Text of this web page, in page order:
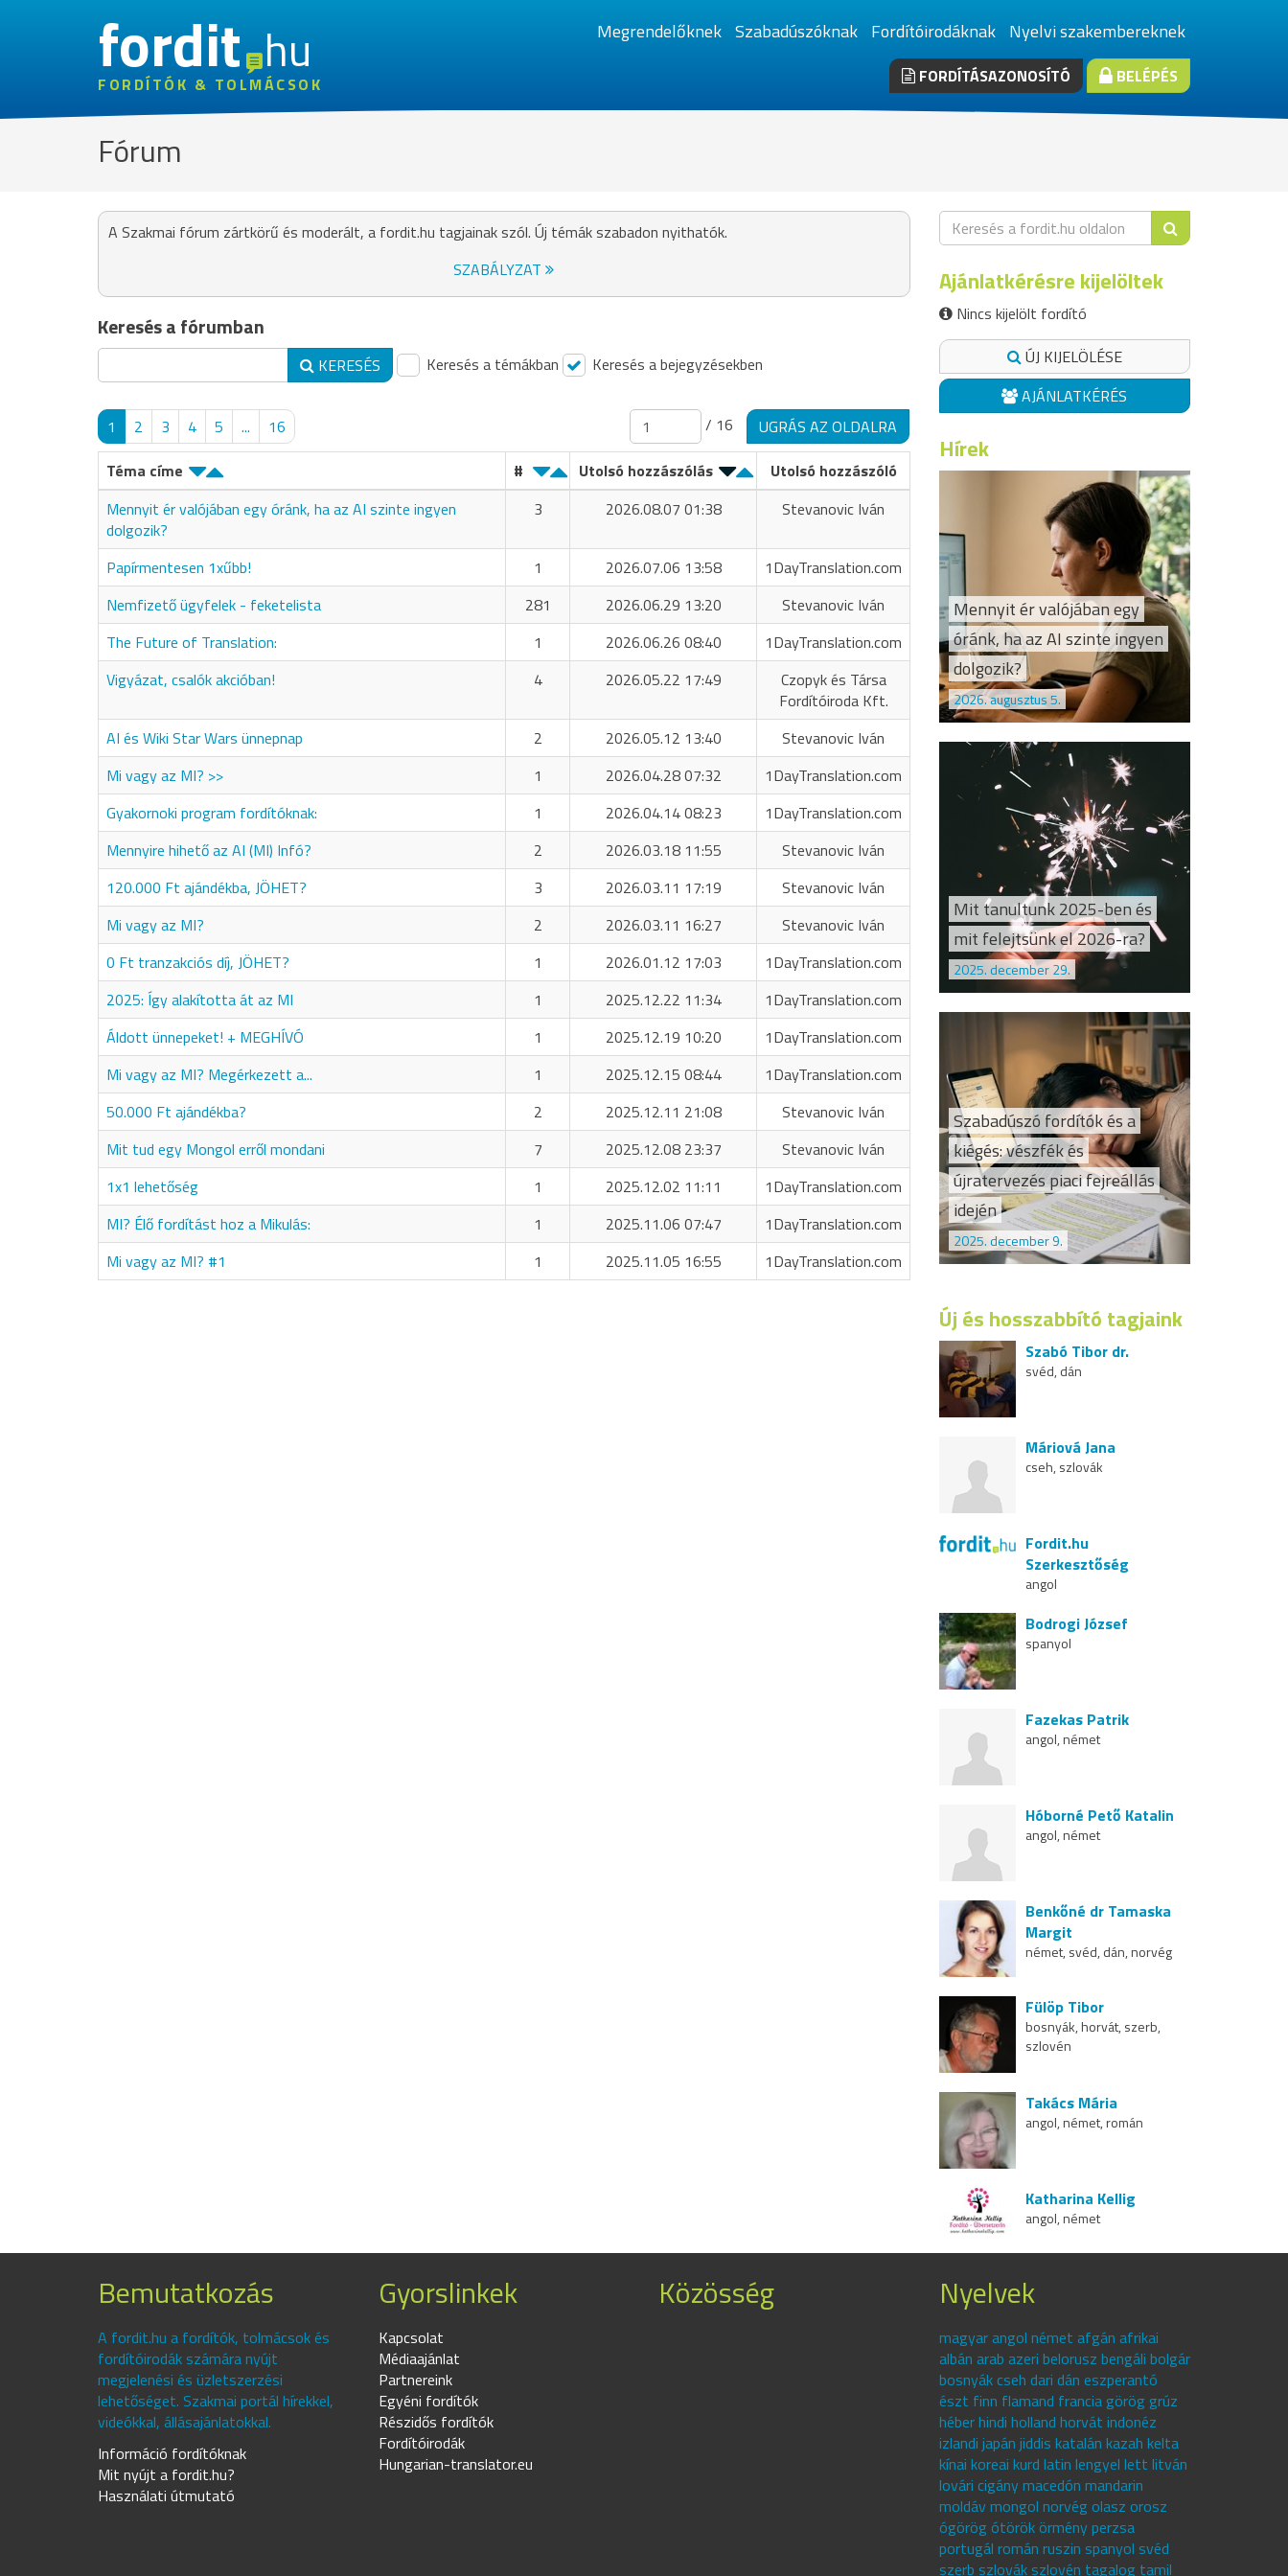
fordithu
FORDÍTÓK & TOLMÁCSOK
Megrendelőknek Szabadúszóknak Fordítóirodáknak Nyelvi szakembereknek
FORDÍTÁSAZONOSÍTÓ BELÉPÉS
Fórum
A Szakmai fórum zártkörű és moderált, a fordit.hu tagjainak szól. Új témák szabadon nyithatók.
SZABÁLYZAT
Keresés a fórumban
KERESÉS Keresés a témákban Keresés a bejegyzésekben
1 2 3 4 5 ... 16 / 16
UGRÁS AZ OLDALRA
Téma címe
# Utolsó hozzászólás
Utolsó hozzászóló
Mennyit ér valójában egy óránk, ha az AI szinte ingyen
dolgozik?
3 2026.08.07 01:38 Stevanovic Iván
Papírmentesen 1xűbb! 1 2026.07.06 13:58
1DayTranslation.com
Nemfizető ügyfelek - feketelista
281 2026.06.29 13:20
Stevanovic Iván
The Future of Translation:
1 2026.06.26 08:40
1DayTranslation.com
Vigyázat, csalók akcióban!
4 2026.05.22 17:49
Czopyk és Társa
Fordítóiroda Kft.
AI és Wiki Star Wars ünnepnap
2 2026.05.12 13:40
Stevanovic Iván
Mi vagy az MI? >>
1 2026.04.28 07:32
1DayTranslation.com
Gyakornoki program fordítóknak:
1 2026.04.14 08:23
1DayTranslation.com
Mennyire hihető az AI (MI) Infó?
2 2026.03.18 11:55
Stevanovic Iván
120.000 Ft ajándékba, JÖHET?
3 2026.03.11 17:19
Stevanovic Iván
Mi vagy az MI?
2 2026.03.11 16:27
Stevanovic Iván
0 Ft tranzakciós díj, JÖHET?
1 2026.01.12 17:03
1DayTranslation.com
2025: Így alakította át az MI
1 2025.12.22 11:34
1DayTranslation.com
Áldott ünnepeket! + MEGHÍVÓ
1 2025.12.19 10:20
1DayTranslation.com
Mi vagy az MI? Megérkezett a...
1 2025.12.15 08:44
1DayTranslation.com
50.000 Ft ajándékba?
2 2025.12.11 21:08
Stevanovic Iván
Mit tud egy Mongol erről mondani
7 2025.12.08 23:37
Stevanovic Iván
1x1 lehetőség
1 2025.12.02 11:11
1DayTranslation.com
MI? Élő fordítást hoz a Mikulás:
1 2025.11.06 07:47
1DayTranslation.com
Mi vagy az MI? #1
1 2025.11.05 16:55 1DayTranslation.com
Ajánlatkérésre kijelöltek
Nincs kijelölt fordító
ÚJ KIJELÖLÉSE
AJÁNLATKÉRÉS
Hírek
Mennyit ér valójában egy
óránk, ha az AI szinte ingyen
dolgozik?
2026. augusztus 5.
Mit tanultunk 2025-ben és
mit felejtsünk el 2026-ra?
2025. december 29.
Szabadúszó fordítók és a
kiégés: vészfék és
újratervezés piaci fejreállás
idején
2025. december 9.
Új és hosszabbító tagjaink
Szabó Tibor dr.
svéd, dán
Máriová Jana
cseh, szlovák
Fordit.hu
Szerkesztőség
angol
Bodrogi József
spanyol
Fazekas Patrik
angol, német
Hóborné Pető Katalin
angol, német
Benkőné dr Tamaska
Margit
német, svéd, dán, norvég
Fülöp Tibor
bosnyák, horvát, szerb,
szlovén
Takács Mária
angol, német, román
Katharina Kellig
angol, német
Bemutatkozás
A fordit.hu a fordítók, tolmácsok és
fordítóirodák számára nyújt
megjelenési és üzletszerzési
lehetőséget. Szakmai portál hírekkel,
videókkal, állásajánlatokkal.
Információ fordítóknak
Mit nyújt a fordit.hu?
Használati útmutató
Gyorslinkek
Kapcsolat
Médiaajánlat
Partnereink
Egyéni fordítók
Részidős fordítók
Fordítóirodák
Hungarian-translator.eu
Közösség Nyelvek
magyar angol német afgán afrikai
albán arab azeri belorusz bengáli bolgár
bosnyák cseh dari dán eszperantó
észt finn flamand francia görög grúz
héber hindi holland horvát indonéz
izlandi japán jiddis katalán kazah kelta
kínai koreai kurd latin lengyel lett litván
lovári cigány macedón mandarin
moldáv mongol norvég olasz orosz
ógörög ótörök örmény perzsa
portugál román ruszin spanyol svéd
szerb szlovák szlovén tagalog tamil